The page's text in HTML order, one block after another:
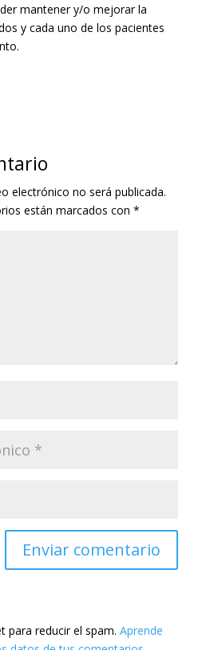
mantener y/o mejorar la
y cada uno de los pacientes
electrónico no será publicada.
están marcados con *
para reducir el spam. Aprende